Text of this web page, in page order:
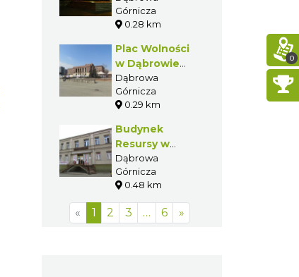
Górnicza
0.28 km
Plac Wolności
w Dąbrowie
Górniczej
Dąbrowa
Górnicza
0.29 km
Budynek
Resursy w
Dąbrowie
Górniczej
Dąbrowa
Górnicza
0.48 km
« 1 2 3 … 6 »
0